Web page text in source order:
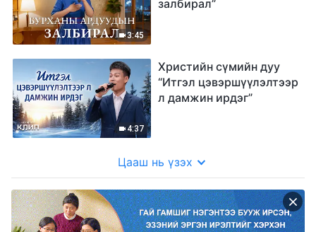
3:45
залбирал”
4:37
Христийн сүмийн дуу
“Итгэл цэвэршүүлэлтээр
л дамжин ирдэг”
Цааш нь үзэх